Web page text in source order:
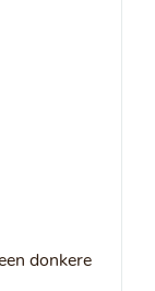
donkere